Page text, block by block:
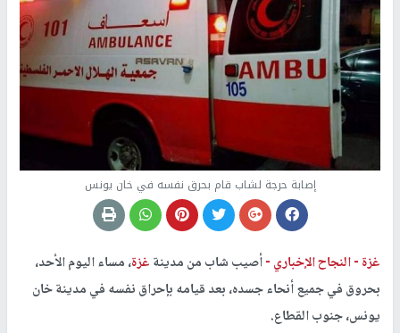
إصابة حرجة لشاب قام بحرق نفسه في خان يونس
غزة -النجاح الإخباري -أصيب شاب من مدينةغزة، مساء اليوم الأحد،
بحروق في جميع أنحاء جسده، بعد قيامه بإحراق نفسه في مدينة خان
يونس، جنوب القطاع.